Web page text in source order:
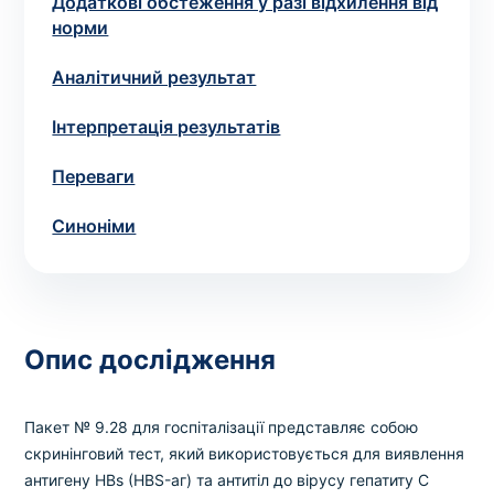
норми
Аналітичний результат
Інтерпретація результатів
Переваги
Синоніми
Опис дослідження
Пакет № 9.28 для госпіталізації представляє собою
скринінговий тест, який використовується для виявлення
антигену HBs (HBS-аг) та антитіл до вірусу гепатиту C
Оформити замовлення
* Адміністрація клініки вживає всіх заходів для
рекомендуємо уточнювати вартість та терміни
виконання досліджень за телефонами, вказаними на
сайті.